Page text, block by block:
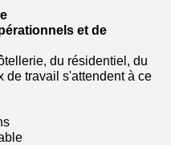
et de
du résidentiel, du
de travail s'attendent à ce